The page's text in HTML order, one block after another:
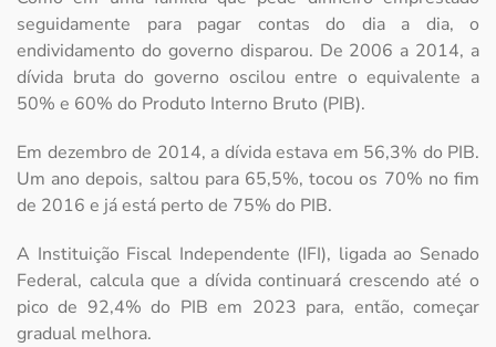
seguidamente para pagar contas do dia a dia, o
endividamento do governo disparou. De 2006 a 2014, a
dívida bruta do governo oscilou entre o equivalente a
50% e 60% do Produto Interno Bruto (PIB).
Em dezembro de 2014, a dívida estava em 56,3% do PIB.
Um ano depois, saltou para 65,5%, tocou os 70% no fim
de 2016 e já está perto de 75% do PIB.
A Instituição Fiscal Independente (IFI), ligada ao Senado
Federal, calcula que a dívida continuará crescendo até o
pico de 92,4% do PIB em 2023 para, então, começar
gradual melhora.